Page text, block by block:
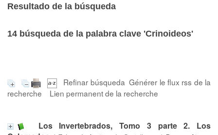
Resultado de la búsqueda
14 búsqueda de la palabra clave 'Crinoideos'
Refinar búsqueda Générer le flux rss de la
recherche
Lien permanent de la recherche
Los Invertebrados, Tomo 3 parte 2. Los